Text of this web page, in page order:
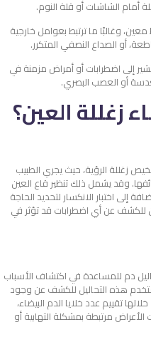
أمام الشاشات أو قلة النوم.
وغالبًا ما ترتبط بعوامل خارجية
أو الصداع النصفي المتكرر.
إلى اضطرابات أو أمراض مزمنة في
أو العصب البصري.
العين؟
زغللة الرؤية، حيث يجري الطبيب
وقد يشمل ذلك تنظير قاع العين
إلى اختبار الانكسار لتحديد الحاجة
للكشف عن أي اضطرابات قد تؤثر في
دم للمساعدة في اكتشاف الأسباب
هذه التحاليل للكشف عن وجود
تقييم عدد خلايا الدم البيضاء،
مرتبطة بمشكلة التهابية أو